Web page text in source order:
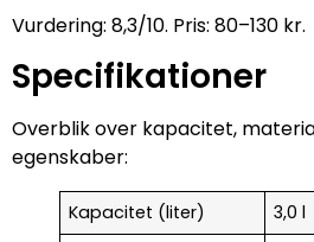
Vurdering: 8,3/10. Pris: 80–130 kr.
Specifikationer
Overblik over kapacitet,
egenskaber:
Kapacitet (liter)
3,0 l